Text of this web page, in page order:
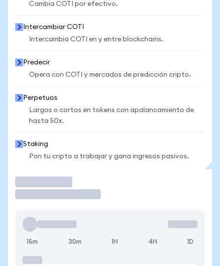
Cambia COTI por efectivo.
Intercambiar COTI
Intercambia COTI en y entre blockchains.
Predecir
Opera con COTI y mercados de predicción cripto.
Perpetuos
Largos o cortos en tokens con apalancamiento de
hasta 50x.
Staking
Pon tu cripto a trabajar y gana ingresos pasivos.
15m 30m 1H 4H 1D